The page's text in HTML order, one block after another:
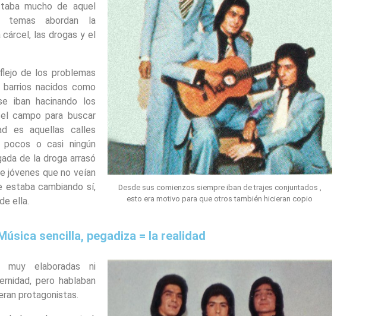
mucho de aquel
temas abordan la
cárcel, las drogas y el
de los problemas
nacidos como
iban hacinando los
campo para buscar
es aquellas calles
o casi ningún
de la droga arrasó
jóvenes que no veían
estaba cambiando sí,
ella.
Desde sus comienzos siempre iban de trajes conjuntados ,
esto era motivo para que otros también hicieran copio
sencilla, pegadiza = la realidad
muy elaboradas ni
pero hablaban
protagonistas.